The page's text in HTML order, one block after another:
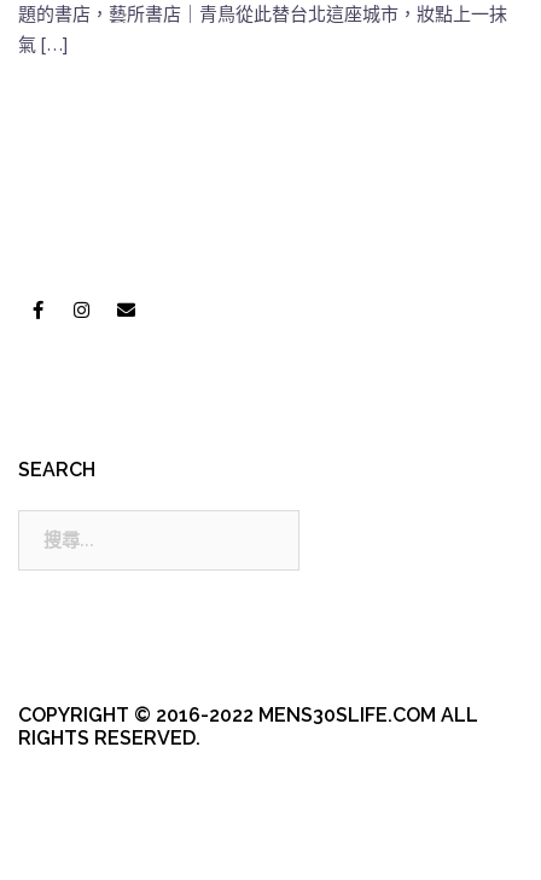
題的書店，藝所書店｜青鳥從此替台北這座城市，妝點上一抹
氣 […]
SEARCH
COPYRIGHT © 2016-2022 MENS30SLIFE.COM ALL
RIGHTS RESERVED.